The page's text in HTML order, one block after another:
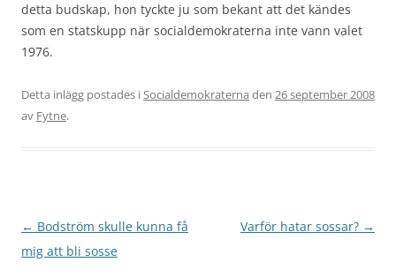
detta budskap, hon tyckte ju som bekant att det kändes
som en statskupp när socialdemokraterna inte vann valet
1976.
Detta inlägg postades iSocialdemokraterna den 26 september 2008
av Fytne.
Inläggsnavigering
← Bodström skulle kunna få
mig att bli sosse
Varför hatar sossar? →